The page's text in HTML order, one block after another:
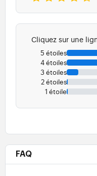
Cliquez sur une
5 étoiles
4 étoiles
3 étoiles
2 étoiles
1 étoile
FAQ